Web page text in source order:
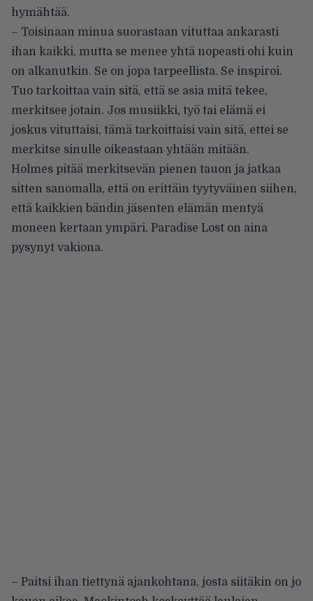
hymähtää.
– Toisinaan minua suorastaan vituttaa ankarasti
ihan kaikki, mutta se menee yhtä nopeasti ohi kuin
on alkanutkin. Se on jopa tarpeellista. Se inspiroi.
Tuo tarkoittaa vain sitä, että se asia mitä tekee,
merkitsee jotain. Jos musiikki, työ tai elämä ei
joskus vituttaisi, tämä tarkoittaisi vain sitä, ettei se
merkitse sinulle oikeastaan yhtään mitään.
Holmes pitää merkitsevän pienen tauon ja jatkaa
sitten sanomalla, että on erittäin tyytyväinen siihen,
että kaikkien bändin jäsenten elämän mentyä
moneen kertaan ympäri, Paradise Lost on aina
pysynyt vakiona.
– Paitsi ihan tiettynä ajankohtana, josta siitäkin on jo